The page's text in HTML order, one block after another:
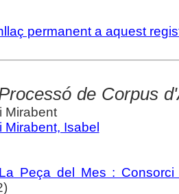
permanent a aquest
de Corpus
Mirabent
Mirabent, Isabel
La Peça del Mes :